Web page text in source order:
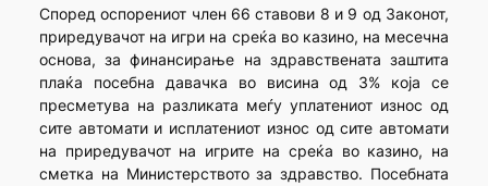
Според оспорениот член 66 ставови 8 и 9 од Законот,
приредувачот на игри на среќа во казино, на месечна
основа, за финансирање на здравствената заштита
плаќа посебна давачка во висина од 3% која се
пресметува на разликата меѓу уплатениот износ од
сите автомати и исплатениот износ од сите автомати
на приредувачот на игрите на среќа во казино, на
сметка на Министерството за здравство. Посебната